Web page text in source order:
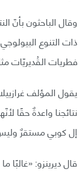
وقال الباحثون بأنّ
ذات التنوع
فطريات القُديريّات
يقول المؤلف
نتائجنا واعدةٌ حقًا
إل كوبي مستقرٌ
قال ديرينزو: